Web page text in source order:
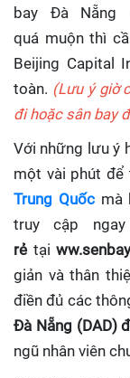
bay Đà Nẵng
quá muộn thì
Beijing Capital
toàn. (Lưu ý giờ
đi hoặc sân bay
Với những lưu ý
một vài phút để
Trung Quốcmà
truy cập
rẻ tại
giản và thân
điền đủ các
Đà Nẵng (DAD)
ngũ nhân viên